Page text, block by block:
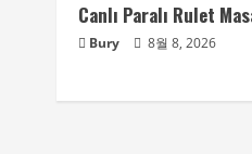
Canlı Paralı Rulet
Bury 8월 8, 2026